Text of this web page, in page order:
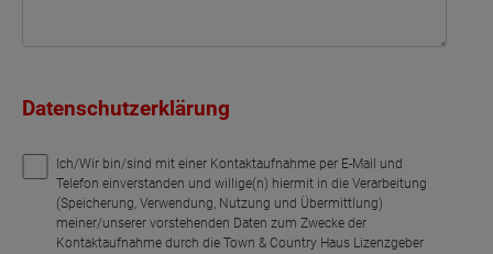
Datenschutzerklärung
Ich/Wir bin/sind mit einer Kontaktaufnahme per E-Mail und
Telefon einverstanden und willige(n) hiermit in die Verarbeitung
(Speicherung, Verwendung, Nutzung und Übermittlung)
meiner/unserer vorstehenden Daten zum Zwecke der
Kontaktaufnahme durch die Town & Country Haus Lizenzgeber